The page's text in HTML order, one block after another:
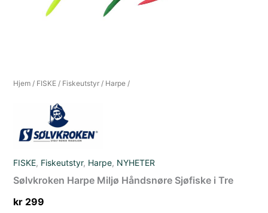
Hjem / FISKE / Fiskeutstyr / Harpe /
FISKE, Fiskeutstyr, Harpe, NYHETER
Sølvkroken Harpe Miljø Håndsnøre Sjøfiske i Tre
kr 299